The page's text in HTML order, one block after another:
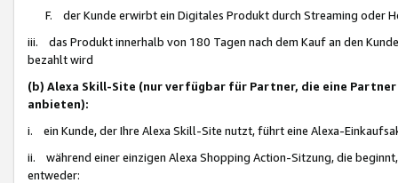
F. der Kunde erwirbt ein Digitales Produkt durch Streaming oder
iii. das Produkt innerhalb von 180 Tagen nach dem Kauf an den
bezahlt wird
(b) Alexa Skill-Site (nur verfügbar für Partner, die eine
anbieten):
i. ein Kunde, der Ihre Alexa Skill-Site nutzt, führt eine Alexa-
ii. während einer einzigen Alexa Shopping Action-Sitzung, die
entweder: